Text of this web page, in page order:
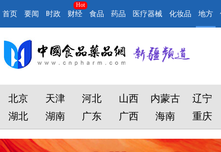
首页 要闻 时政 财经
Hot
食品 药品 医疗器械 化妆品 地方
北京 天津 河北 山西 内蒙古
辽宁
湖北
湖南 广东 广西 海南 重庆